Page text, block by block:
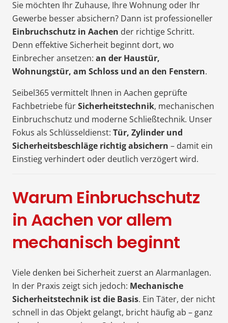
Sie möchten Ihr Zuhause, Ihre Wohnung oder Ihr
Gewerbe besser absichern? Dann ist professioneller
Einbruchschutz in Aachen der richtige Schritt.
Denn effektive Sicherheit beginnt dort, wo
Einbrecher ansetzen: an der Haustür,
Wohnungstür, am Schloss und an den Fenstern.
Seibel365 vermittelt Ihnen in Aachen geprüfte
Fachbetriebe fürSicherheitstechnik, mechanischen
Einbruchschutz und moderne Schließtechnik. Unser
Fokus als Schlüsseldienst: Tür, Zylinder und
Sicherheitsbeschläge richtig absichern – damit ein
Einstieg verhindert oder deutlich verzögert wird.
Warum Einbruchschutz
in Aachen vor allem
mechanisch beginnt
Viele denken bei Sicherheit zuerst an Alarmanlagen.
In der Praxis zeigt sich jedoch: Mechanische
Sicherheitstechnik ist die Basis. Ein Täter, der nicht
schnell in das Objekt gelangt, bricht häufig ab – ganz